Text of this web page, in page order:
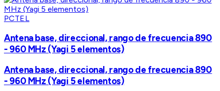
PCTEL
Antena base, direccional, rango de frecuencia 890
- 960 MHz (Yagi 5 elementos)
Antena base, direccional, rango de frecuencia 890
- 960 MHz (Yagi 5 elementos)